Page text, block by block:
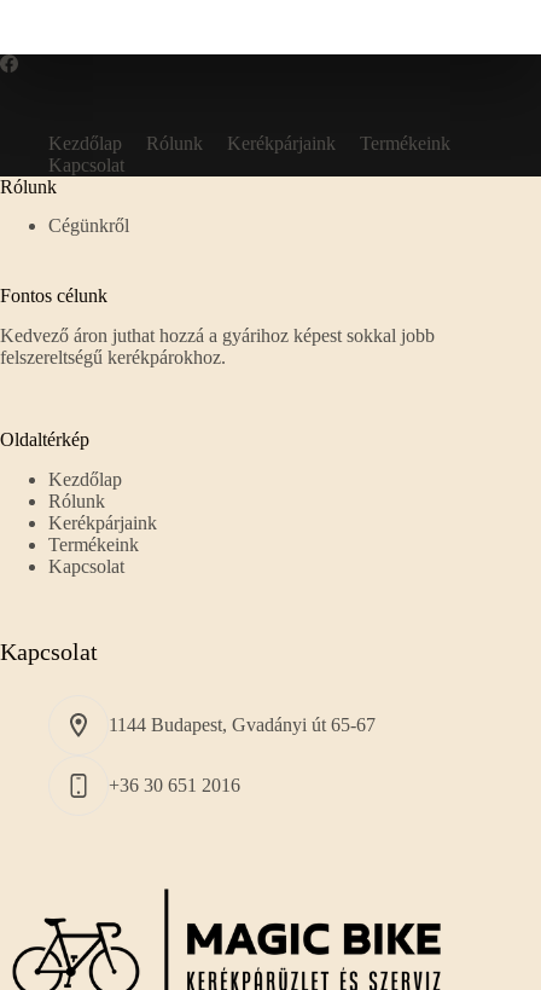
Kezdőlap Rólunk Kerékpárjaink
Termékeink
Kapcsolat
Rólunk
Cégünkről
Fontos célunk
Kedvező áron juthat hozzá a gyárihoz képest sokkal jobb
felszereltségű kerékpárokhoz.
Oldaltérkép
Kezdőlap
Rólunk
Kerékpárjaink
Termékeink
Kapcsolat
Kapcsolat
1144 Budapest, Gvadányi út 65-67
+36 30 651 2016